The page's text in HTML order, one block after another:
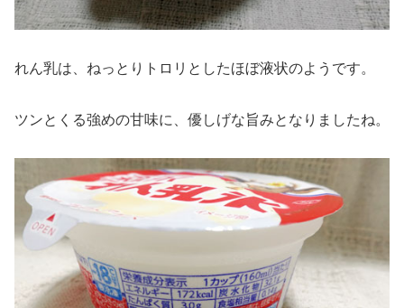
れん乳は、ねっとりトロリとしたほぼ液状のようです。
ツンとくる強めの甘味に、優しげな旨みとなりましたね。